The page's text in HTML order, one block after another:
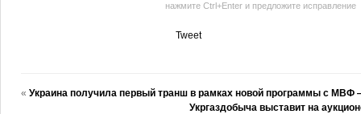
нажмите Ctrl+Enter и предложите исправление
Tweet
« Украина получила первый транш в рамках новой программы с
Укргаздобыча выставит на